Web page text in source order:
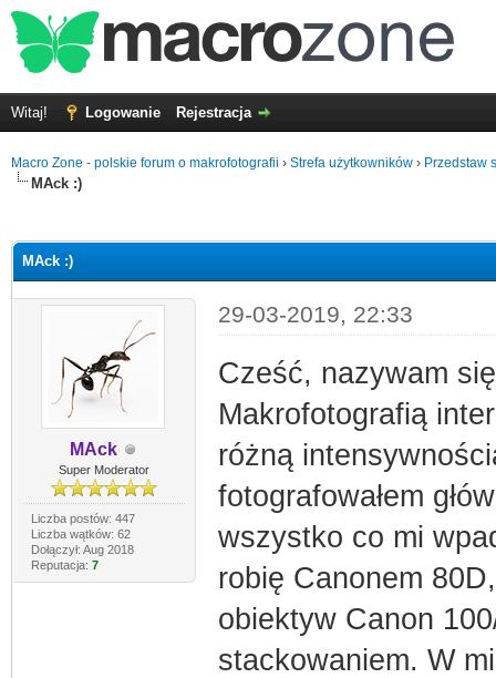
Witaj! Logowanie Rejestracja
Macro Zone - polskie forum o makrofotografii › Strefa użytkowników › Przedstaw
MAck :)
MAck :)
MAck
Super Moderator
Liczba postów: 447
Liczba wątków: 62
Dołączył: Aug 2018
Reputacja: 7
29-03-2019, 22:33
Cześć, nazywam
Makrofotografią
różną
fotografowałem
wszystko co mi
robię Canonem
obiektyw Canon
stackowaniem. W